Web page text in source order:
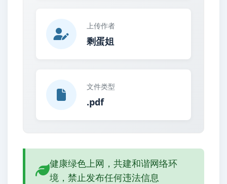
上传作者
剩蛋姐
文件类型
.pdf
健康绿色上网，共建和谐网络环
境，禁止发布任何违法信息